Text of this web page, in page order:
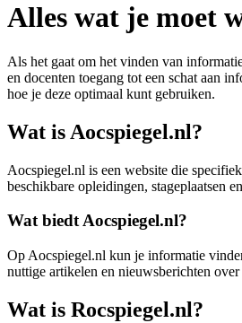
Alles wat je moet
Als het gaat om het vinden van
en docenten toegang tot een schat aan
hoe je deze optimaal kunt gebruiken.
Wat is Aocspiegel.nl?
Aocspiegel.nl is een website die
beschikbare opleidingen, stageplaatsen
Wat biedt Aocspiegel.nl?
Op Aocspiegel.nl kun je informatie
nuttige artikelen en nieuwsberichten
Wat is Rocspiegel.nl?